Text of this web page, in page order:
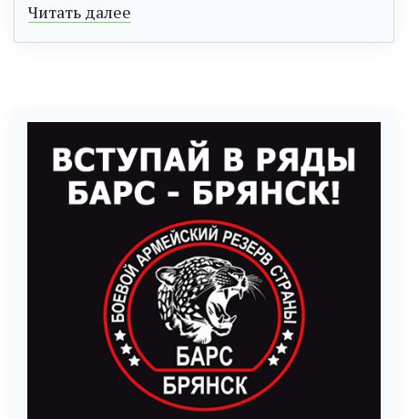
Читать далее